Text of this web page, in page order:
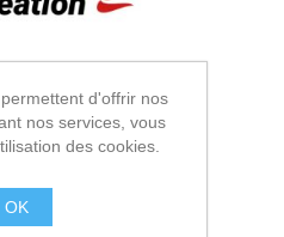
d'offrir nos
nos services, vous
des cookies.
OK